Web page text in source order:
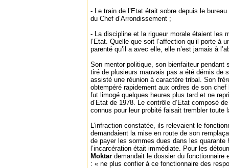
- Le train de l’Etat était sobre depuis le bureau
du Chef d’Arrondissement ;
- La discipline et la rigueur morale étaient les
l’Etat. Quelle que soit l’affection qu’il porte à
parenté qu’il a avec elle, elle n’est jamais à
Son mentor politique, son bienfaiteur pendant
tiré de plusieurs mauvais pas a été démis de
assisté une réunion à caractère tribal. Son
obtempéré rapidement aux ordres de son
fut limogé quelques heures plus tard et ne
d’Etat de 1978. Le contrôle d’Etat composé
connus pour leur probité faisait trembler toute
L’infraction constatée, ils relevaient le
demandaient la mise en route de son
de payer les sommes dues dans les quarante
l’incarcération était immédiate. Pour les
Moktar demandait le dossier du fonctionnaire
: « ne plus confier à ce fonctionnaire des